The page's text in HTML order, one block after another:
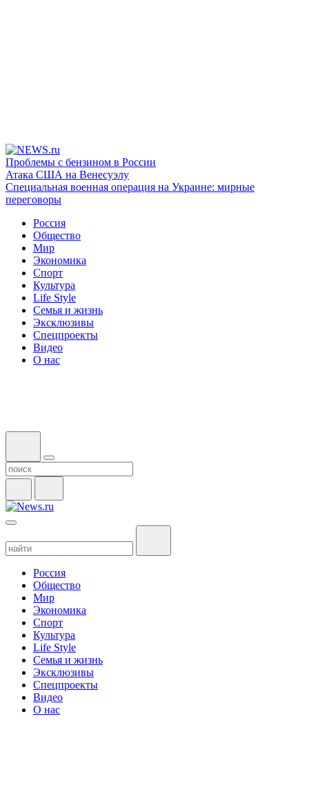
Проблемы с бензином в России
Атака США на Венесуэлу
Специальная военная операция на Украине: мирные
переговоры
Россия
Общество
Мир
Экономика
Спорт
Культура
Life Style
Семья и жизнь
Эксклюзивы
Спецпроекты
Видео
О нас
Россия
Общество
Мир
Экономика
Спорт
Культура
Life Style
Семья и жизнь
Эксклюзивы
Спецпроекты
Видео
О нас